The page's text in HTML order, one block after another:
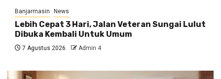
Banjarmasin News
Lebih Cepat 3 Hari, Jalan Veteran Sungai Lulut
Dibuka Kembali Untuk Umum
7 Agustus 2026 Admin 4